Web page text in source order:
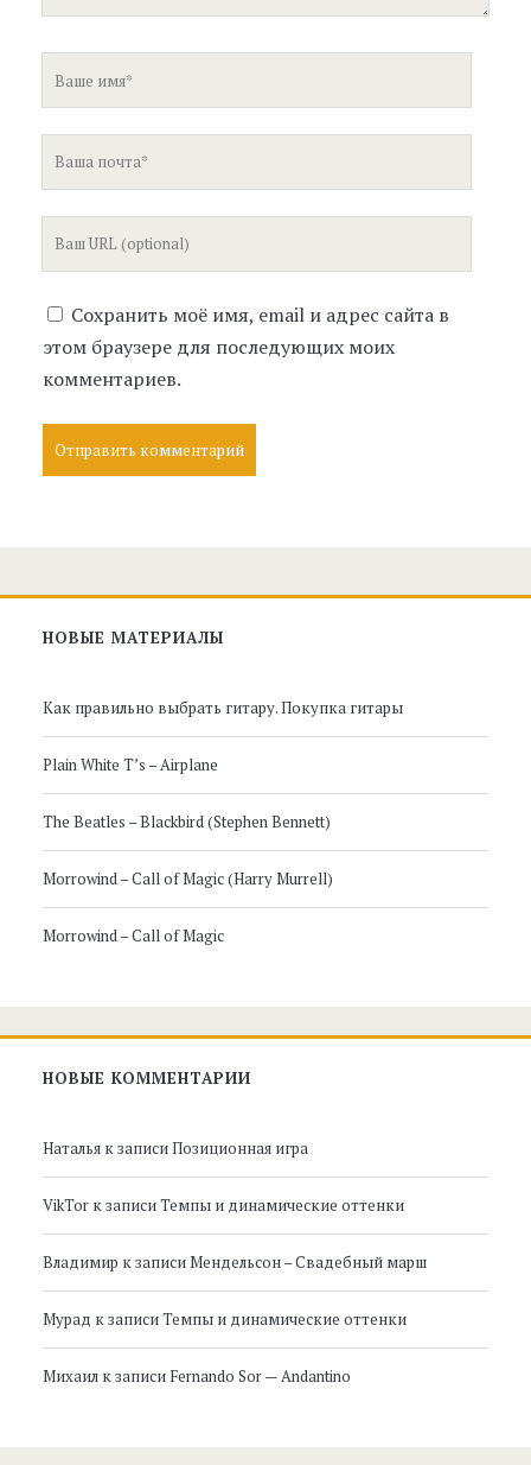
Ваша
Ваш
Сохранить моё имя, email и адрес сайта в
этом браузере для последующих моих
комментариев.
Главная
панель
НОВЫЕ МАТЕРИАЛЫ
Как правильно выбрать гитару. Покупка гитары
Plain White T’s – Airplane
The Beatles – Blackbird (Stephen Bennett)
Morrowind – Call of Magic (Harry Murrell)
Morrowind – Call of Magic
НОВЫЕ КОММЕНТАРИИ
Натальяк записиПозиционная игра
VikTorк записиТемпы и динамические оттенки
Владимир к записиМендельсон – Свадебный марш
Мурад к записиТемпы и динамические оттенки
Михаилк записи Fernando Sor — Andantino